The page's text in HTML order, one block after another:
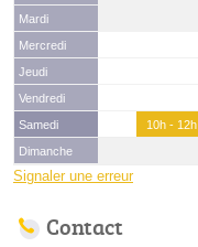
Mardi
Mercredi
Jeudi
Vendredi
Samedi
10h - 12h
Dimanche
Signaler une erreur
Contact